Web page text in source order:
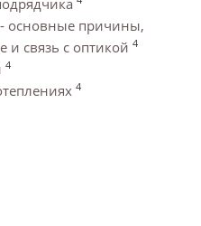
основные причины,
и связь с оптикой 4
4
4